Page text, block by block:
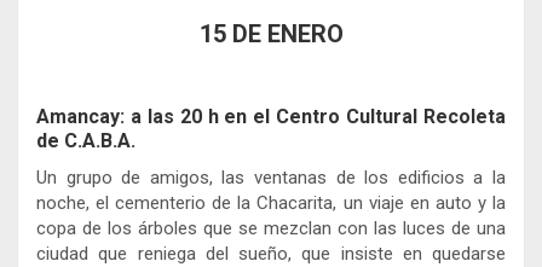
15 DE ENERO
Amancay: a las 20 h en el Centro Cultural Recoleta
de C.A.B.A.
Un grupo de amigos, las ventanas de los edificios a la
noche, el cementerio de la Chacarita, un viaje en auto y la
copa de los árboles que se mezclan con las luces de una
ciudad que reniega del sueño, que insiste en quedarse